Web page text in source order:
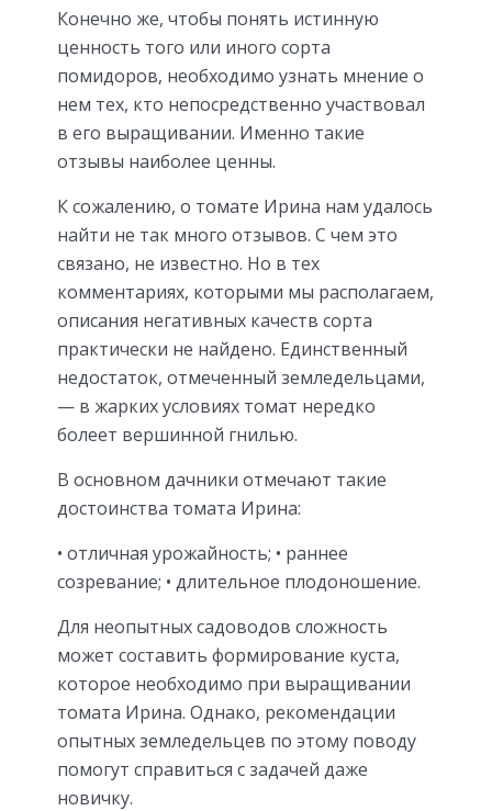
Конечно же, чтобы понять истинную
ценность того или иного сорта
помидоров, необходимо узнать мнение о
нем тех, кто непосредственно участвовал
в его выращивании. Именно такие
отзывы наиболее ценны.
К сожалению, о томате Ирина нам удалось
найти не так много отзывов. С чем это
связано, не известно. Но в тех
комментариях, которыми мы располагаем,
описания негативных качеств сорта
практически не найдено. Единственный
недостаток, отмеченный земледельцами,
— в жарких условиях томат нередко
болеет вершинной гнилью.
В основном дачники отмечают такие
достоинства томата Ирина:
• отличная урожайность; • раннее
созревание; • длительное плодоношение.
Для неопытных садоводов сложность
может составить формирование куста,
которое необходимо при выращивании
томата Ирина. Однако, рекомендации
опытных земледельцев по этому поводу
помогут справиться с задачей даже
новичку.